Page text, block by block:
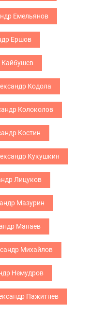
Емельянов
Ершов
Кайбушев
Кодола
Колоколов
Костин
Кукушкин
Лицуков
Мазурин
Манаев
Михайлов
Немудров
Пажитнев